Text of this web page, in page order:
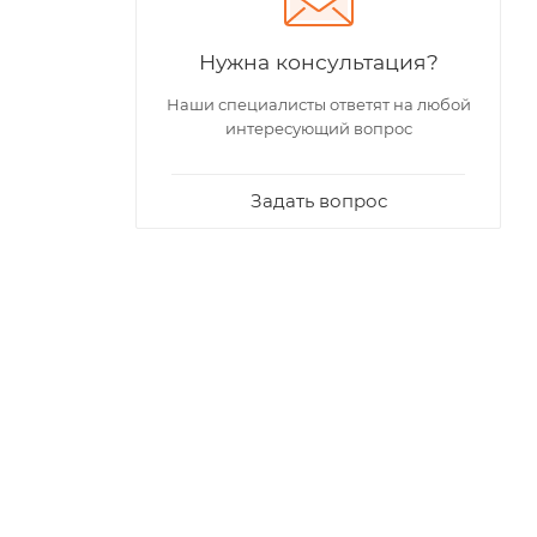
Нужна консультация?
Наши специалисты ответят на любой
интересующий вопрос
Задать вопрос